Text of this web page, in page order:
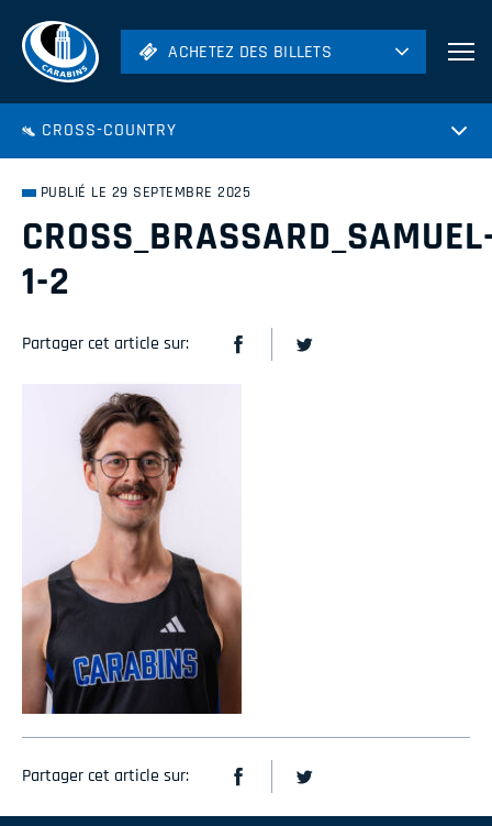
ACHETEZ DES BILLETS
Hockey
Volleyball
ACHETEZ DES BILLETS
CROSS-COUNTRY
PUBLIÉ LE 29 SEPTEMBRE 2025
1-2
Partager cet article sur:
Partager cet article sur: